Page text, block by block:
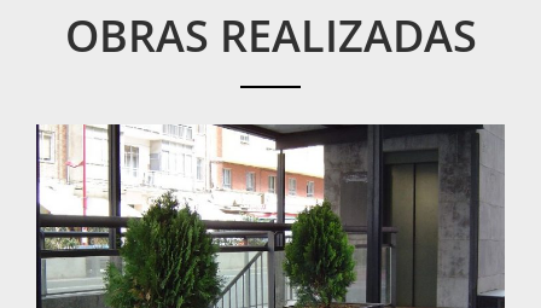
OBRAS REALIZADAS